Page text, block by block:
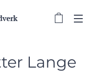
Lange